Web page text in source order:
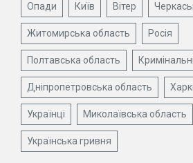
Опади Київ Вітер
Житомирська область Росія
Полтавська область
Дніпропетровська область
Українці Миколаївська область
Українська гривня